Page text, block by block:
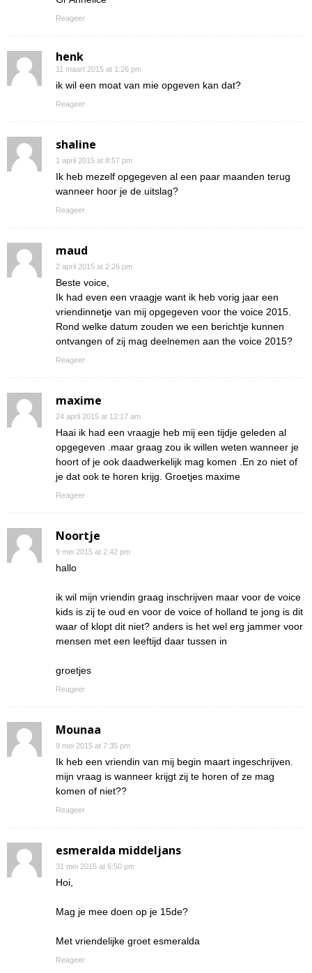
Reageer
henk
11 maart 2015 at 1:26 pm
ik wil een moat van mie opgeven kan dat?
Reageer
shaline
1 april 2015 at 8:57 pm
Ik heb mezelf opgegeven al een paar maanden terug
wanneer hoor je de uitslag?
Reageer
maud
2 april 2015 at 2:26 pm
Beste voice,
Ik had even een vraagje want ik heb vorig jaar een
vriendinnetje van mij opgegeven voor the voice 2015.
Rond welke datum zouden we een berichtje kunnen
ontvangen of zij mag deelnemen aan the voice 2015?
Reageer
maxime
24 april 2015 at 12:17 am
Haai ik had een vraagje heb mij een tijdje geleden al
opgegeven .maar graag zou ik willen weten wanneer je
hoort of je ook daadwerkelijk mag komen .En zo niet of
je dat ook te horen krijg. Groetjes maxime
Reageer
Noortje
9 mei 2015 at 2:42 pm
hallo
ik wil mijn vriendin graag inschrijven maar voor de voice
kids is zij te oud en voor de voice of holland te jong is dit
waar of klopt dit niet? anders is het wel erg jammer voor
mensen met een leeftijd daar tussen in
groetjes
Reageer
Mounaa
9 mei 2015 at 7:35 pm
Ik heb een vriendin van mij begin maart ingeschrijven.
mijn vraag is wanneer krijgt zij te horen of ze mag
komen of niet??
Reageer
esmeralda middeljans
31 mei 2015 at 6:50 pm
Hoi,
Mag je mee doen op je 15de?
Met vriendelijke groet esmeralda
Reageer